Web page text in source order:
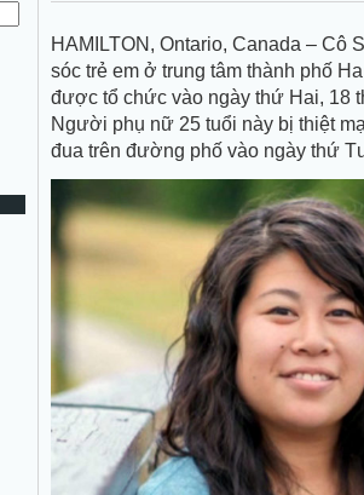
HAMILTON, Ontario, Canada – Cô
sóc trẻ em ở trung tâm thành phố
được tổ chức vào ngày thứ Hai, 18
Người phụ nữ 25 tuổi này bị thiệt
đua trên đường phố vào ngày thứ